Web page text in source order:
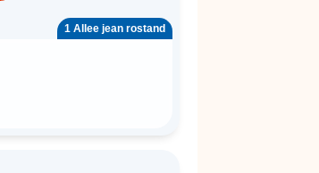
1 Allee jean rostand